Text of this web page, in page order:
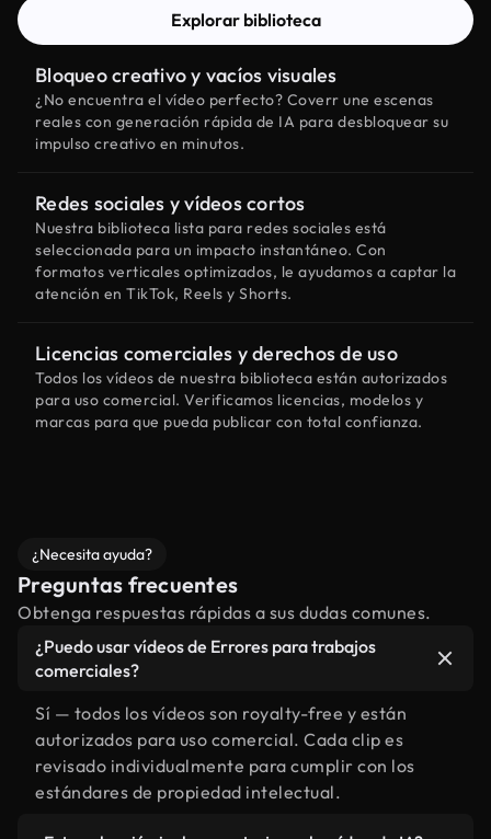
Explorar biblioteca
Bloqueo creativo y vacíos visuales
¿No encuentra el vídeo perfecto? Coverr une escenas
reales con generación rápida de IA para desbloquear su
impulso creativo en minutos.
Redes sociales y vídeos cortos
Nuestra biblioteca lista para redes sociales está
seleccionada para un impacto instantáneo. Con
formatos verticales optimizados, le ayudamos a captar la
atención en TikTok, Reels y Shorts.
Licencias comerciales y derechos de uso
Todos los vídeos de nuestra biblioteca están autorizados
para uso comercial. Verificamos licencias, modelos y
marcas para que pueda publicar con total confianza.
¿Necesita ayuda?
Preguntas frecuentes
Obtenga respuestas rápidas a sus dudas comunes.
¿Puedo usar vídeos de Errores para trabajos
comerciales?
Sí — todos los vídeos son royalty-free y están
autorizados para uso comercial. Cada clip es
revisado individualmente para cumplir con los
estándares de propiedad intelectual.